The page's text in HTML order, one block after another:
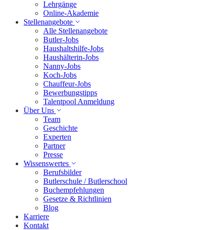
Lehrgänge
Online-Akademie
Stellenangebote
Alle Stellenangebote
Butler-Jobs
Haushaltshilfe-Jobs
Haushälterin-Jobs
Nanny-Jobs
Koch-Jobs
Chauffeur-Jobs
Bewerbungstipps
Talentpool Anmeldung
Über Uns
Team
Geschichte
Experten
Partner
Presse
Wissenswertes
Berufsbilder
Butlerschule / Butlerschool
Buchempfehlungen
Gesetze & Richtlinien
Blog
Karriere
Kontakt